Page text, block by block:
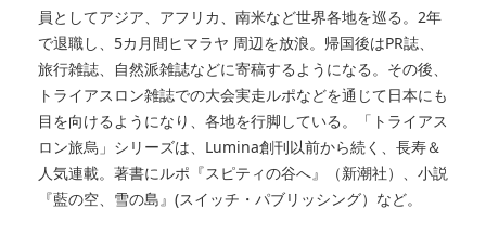
員としてアジア、アフリカ、南米など世界各地を巡る。2年
で退職し、5カ月間ヒマラヤ 周辺を放浪。帰国後はPR誌、
旅行雑誌、自然派雑誌などに寄稿するようになる。その後、
トライアスロン雑誌での大会実走ルポなどを通じて日本にも
目を向けるようになり、各地を行脚している。「トライアス
ロン旅烏」シリーズは、Lumina創刊以前から続く、長寿＆
人気連載。著書にルポ『スピティの谷へ』（新潮社）、小説
『藍の空、雪の島』(スイッチ・パブリッシング）など。